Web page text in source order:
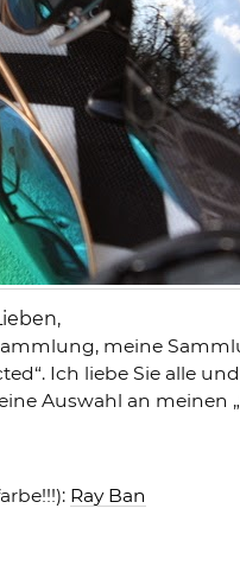
meine
Ich liebe Sie alle
Auswahl an meinen
Ray Ban